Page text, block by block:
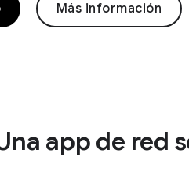
Más información
app de red